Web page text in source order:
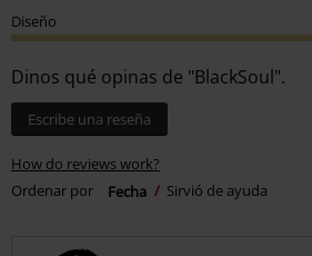
Diseño
Dinos qué opinas de "BlackSoul".
Escribe una reseña
How do reviews work?
Ordenar por
Fecha Sirvió de ayuda